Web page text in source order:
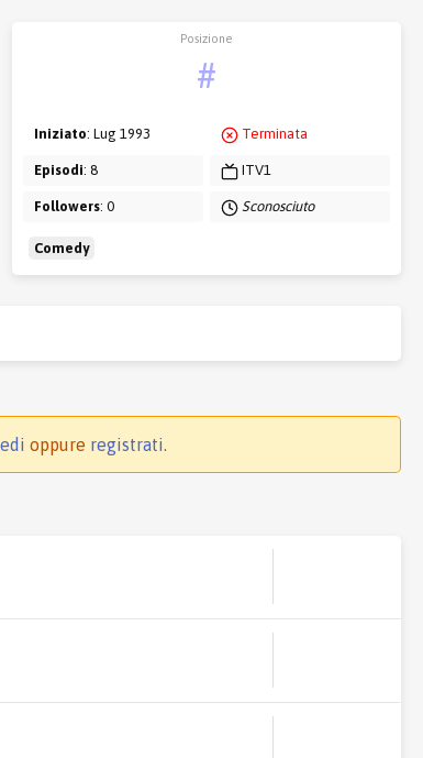
Posizione
#
Iniziato: Lug 1993
Episodi: 8
Followers: 0
Terminata
ITV1
Sconosciuto
Comedy
oppure registrati.